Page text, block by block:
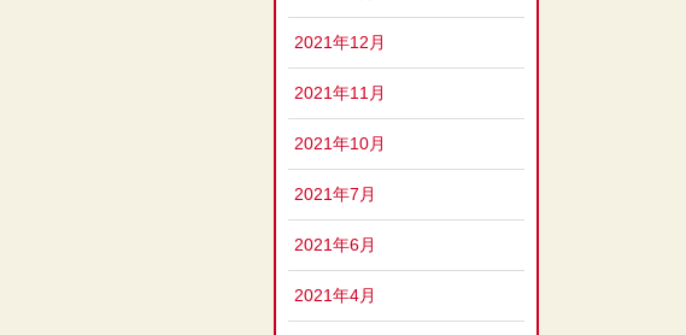
2021年12月
2021年11月
2021年10月
2021年7月
2021年6月
2021年4月